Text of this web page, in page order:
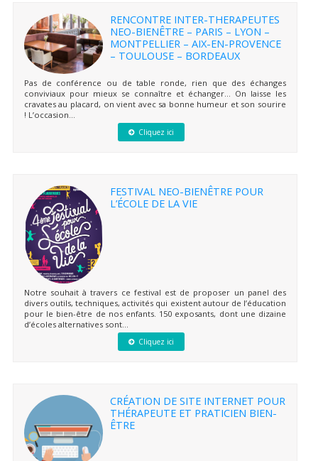
RENCONTRE INTER-THERAPEUTES
NEO-BIENÊTRE – PARIS – LYON –
MONTPELLIER – AIX-EN-PROVENCE
– TOULOUSE – BORDEAUX
Pas de conférence ou de table ronde, rien que des échanges
conviviaux pour mieux se connaître et échanger… On laisse les
cravates au placard, on vient avec sa bonne humeur et son sourire
! L’occasion...
Cliquez ici
FESTIVAL NEO-BIENÊTRE POUR
L’ÉCOLE DE LA VIE
Notre souhait à travers ce festival est de proposer un panel des
divers outils, techniques, activités qui existent autour de l’éducation
pour le bien-être de nos enfants. 150 exposants, dont une dizaine
d’écoles alternatives sont...
Cliquez ici
CRÉATION DE SITE INTERNET POUR
THÉRAPEUTE ET PRATICIEN BIEN-
ÊTRE